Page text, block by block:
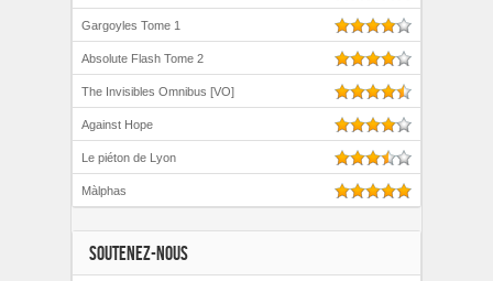
Gargoyles Tome 1
Absolute Flash Tome 2
The Invisibles Omnibus [VO]
Against Hope
Le piéton de Lyon
Màlphas
SOUTENEZ-NOUS